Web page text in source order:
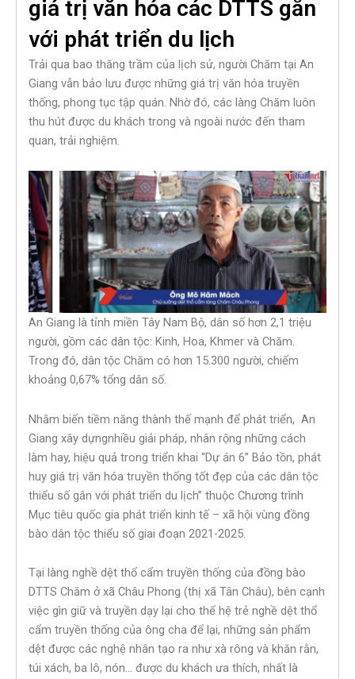
giá trị văn hóa các DTTS gắn
với phát triển du lịch
Trải qua bao thăng trầm của lịch sử, người Chăm tại An
Giang vẫn bảo lưu được những giá trị văn hóa truyền
thống, phong tục tập quán. Nhờ đó, các làng Chăm luôn
thu hút được du khách trong và ngoài nước đến tham
quan, trải nghiệm.
An Giang là tỉnh miền Tây Nam Bộ, dân số hơn 2,1 triệu
người, gồm các dân tộc: Kinh, Hoa, Khmer và Chăm.
Trong đó, dân tộc Chăm có hơn 15.300 người, chiếm
khoảng 0,67% tổng dân số.
Nhằm biến tiềm năng thành thế mạnh để phát triển, An
Giang xây dựngnhiều giải pháp, nhân rộng những cách
làm hay, hiệu quả trong triển khai “Dự án 6” Bảo tồn, phát
huy giá trị văn hóa truyền thống tốt đẹp của các dân tộc
thiểu số gắn với phát triển du lịch” thuộc Chương trình
Mục tiêu quốc gia phát triển kinh tế – xã hội vùng đồng
bào dân tộc thiểu số giai đoạn 2021-2025.
Tại làng nghề dệt thổ cẩm truyền thống của đồng bào
DTTS Chăm ở xã Châu Phong (thị xã Tân Châu), bên cạnh
việc gìn giữ và truyền dạy lại cho thế hệ trẻ nghề dệt thổ
cẩm truyền thống của ông cha để lại, những sản phẩm
dệt được các nghệ nhân tạo ra như xà rông và khăn rằn,
túi xách, ba lô, nón… được du khách ưa thích, nhất là